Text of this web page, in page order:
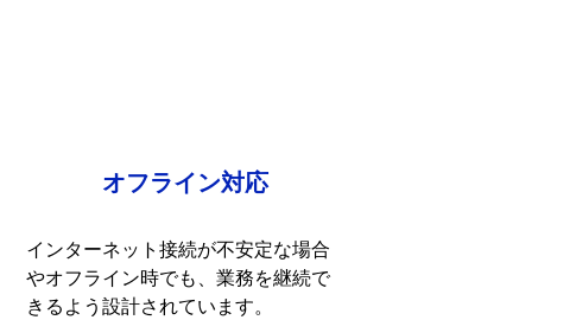
オフライン対応
インターネット接続が不安定な場合
やオフライン時でも、業務を継続で
きるよう設計されています。